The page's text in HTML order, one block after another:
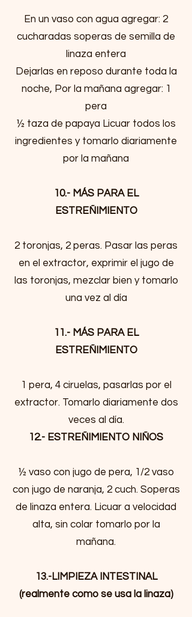
En un vaso con agua agregar: 2
cucharadas soperas de semilla de
linaza entera
Dejarlas en reposo durante toda la
noche, Por la mañana agregar: 1
pera
½ taza de papaya Licuar todos los
ingredientes y tomarlo diariamente
por la mañana
10.- MÁS PARA EL
ESTREÑIMIENTO
2 toronjas, 2 peras. Pasar las peras
en el extractor, exprimir el jugo de
las toronjas, mezclar bien y tomarlo
una vez al día
11.- MÁS PARA EL
ESTREÑIMIENTO
1 pera, 4 ciruelas, pasarlas por el
extractor. Tomarlo diariamente dos
veces al día.
12.- ESTREÑIMIENTO NIÑOS
½ vaso con jugo de pera, 1/2 vaso
con jugo de naranja, 2 cuch. Soperas
de linaza entera. Licuar a velocidad
alta, sin colar tomarlo por la
mañana.
13.-LIMPIEZA INTESTINAL
(realmente como se usa la linaza)